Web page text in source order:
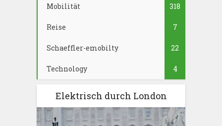
Mobilität 318
Reise 7
Schaeffler-emobilty 22
Technology 4
Elektrisch durch London